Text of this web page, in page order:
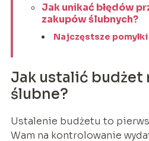
Jak unikać błędów
zakupów ślubnych?
Najczęstsze pomyłki
Jak ustalić budżet
ślubne?
Ustalenie budżetu to
Wam na kontrolowanie